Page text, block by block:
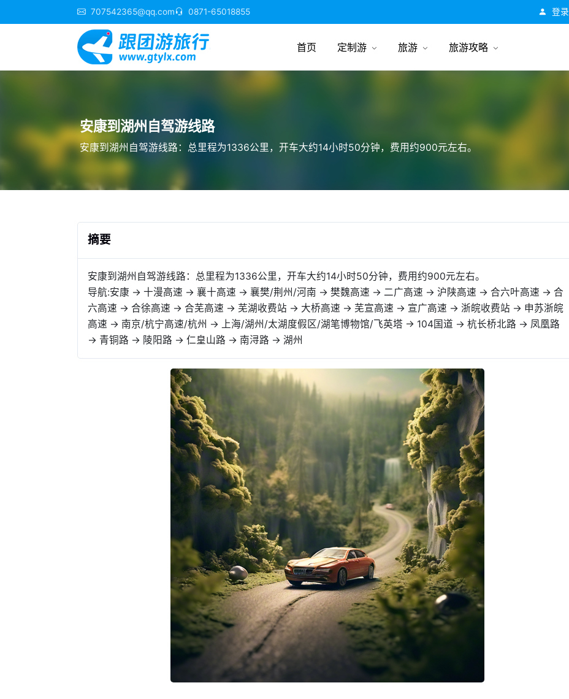
707542365@qq.com 0871-65018855 登录
首页 定制游 旅游 旅游攻略
安康到湖州自驾游线路
安康到湖州自驾游线路：总里程为1336公里，开车大约14小时50分钟，费用约900元左右。
摘要
安康到湖州自驾游线路：总里程为1336公里，开车大约14小时50分钟，费用约900元左右。
导航:安康 → 十漫高速 → 襄十高速 → 襄樊/荆州/河南 → 樊魏高速 → 二广高速 → 沪陕高速 → 合六叶高速 → 合
六高速 → 合徐高速 → 合芜高速 → 芜湖收费站 → 大桥高速 → 芜宣高速 → 宣广高速 → 浙皖收费站 → 申苏浙皖
高速 → 南京/杭宁高速/杭州 → 上海/湖州/太湖度假区/湖笔博物馆/飞英塔 → 104国道 → 杭长桥北路 → 凤凰路
→ 青铜路 → 陵阳路 → 仁皇山路 → 南浔路 → 湖州